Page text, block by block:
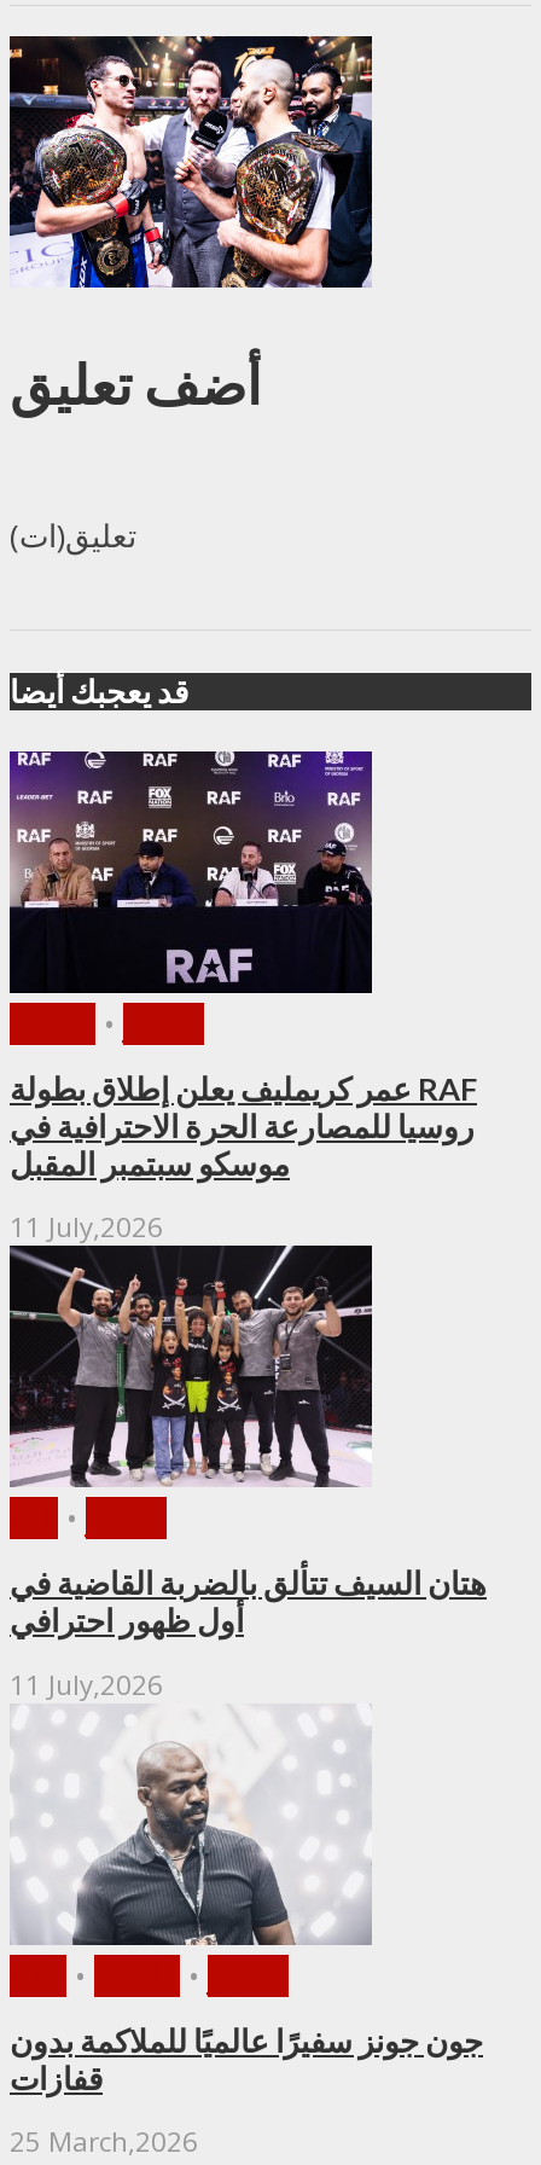
أضف تعليق
تعليق(ات)
قد يعجبك أيضا
•
عمر كريمليف يعلن إطلاق بطولة RAF
روسيا للمصارعة الحرة الاحترافية في
موسكو سبتمبر المقبل
11 July,2026
•
هتان السيف تتألق بالضربة القاضية في
أول ظهور احترافي
11 July,2026
• •
جون جونز سفيرًا عالميًا للملاكمة بدون
قفازات
25 March,2026